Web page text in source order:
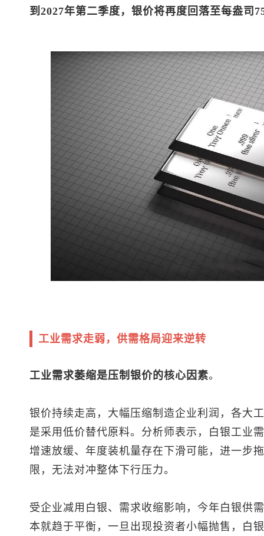
到2027年第二季度，银价将再度回落至每盎司
工业需求走弱，供需格局迎来逆转
工业需求萎缩是压制银价的核心因素。
银价持续走高，大幅压缩制造企业利润，各大
是采用低价替代原料。分析师表示，白银工业
增速放缓、年度装机量存在下滑可能，进一步
限，无法对冲整体下行压力。
受企业减用白银、需求收缩影响，今年白银供
本就趋于平衡，一旦出现投资者小幅抛售，白